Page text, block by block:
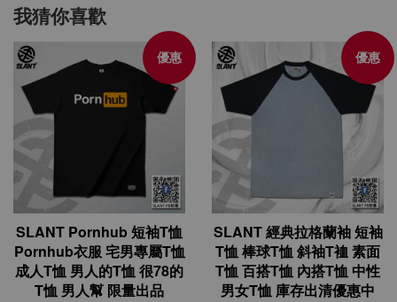
我猜你喜歡
優惠
SLANT Pornhub 短袖T恤
Pornhub衣服 宅男專屬T恤
成人T恤 男人的T恤 很78的
T恤 男人幫 限量出品
優惠
SLANT 經典拉格蘭袖 短袖
T恤 棒球T恤 斜袖T裇 素面
T恤 百搭T恤 內搭T恤 中性
男女T恤 庫存出清優惠中